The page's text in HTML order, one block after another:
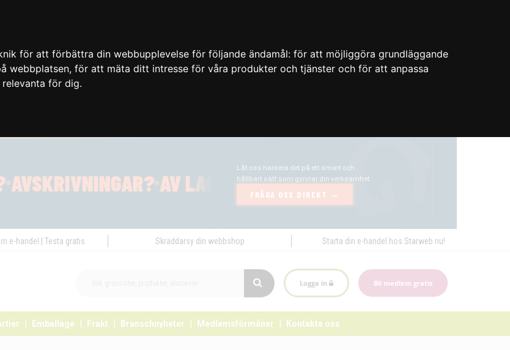
för att förbättra din webbupplevelse för följande ändamål: för att möjliggöra grundläggande
webbplatsen, för att mäta ditt intresse för våra produkter och tjänster och för att anpassa
för dig.
e-handel | Testa gratis Skräddarsy din webbshop Starta din e-handel hos Starweb nu!
Logga in Bli medlem gratis
Emballage Frakt Branschnyheter Medlemsförmåner Kontakta oss